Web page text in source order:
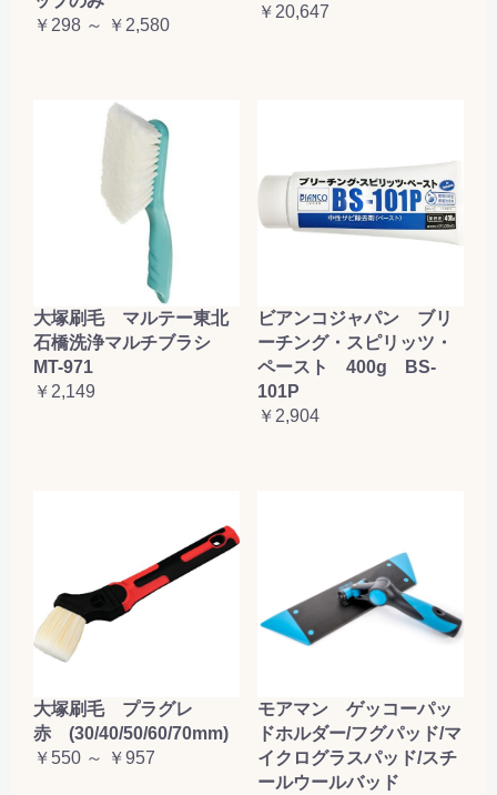
￥298 ～ ￥2,580
￥20,647
大塚刷毛 マルテー東北
石橋洗浄マルチブラシ
MT-971
￥2,149
ビアンコジャパン ブリ
ーチング・スピリッツ・
ペースト 400g BS-
101P
￥2,904
大塚刷毛 プラグレ
赤 (30/40/50/60/70mm)
￥550 ～ ￥957
モアマン ゲッコーパッ
ドホルダー/フグパッド/マ
イクログラスパッド/スチ
ールウールバッド